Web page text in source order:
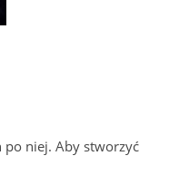
po niej. Aby stworzyć